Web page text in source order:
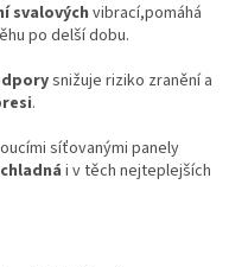
svalovýchvibrací,pomáhá
po delší dobu.
snižuje riziko zranění a
.
síťovanými panely
i v těch nejteplejších